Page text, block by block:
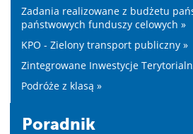
Zadania realizowane z budżetu
państwowych funduszy celowych »
KPO - Zielony transport publiczny »
Zintegrowane Inwestycje
Podróże z klasą »
Poradnik